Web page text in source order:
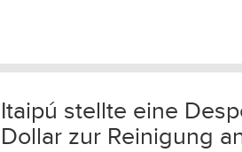
Itaipú stellte eine
Dollar zur Reinigung